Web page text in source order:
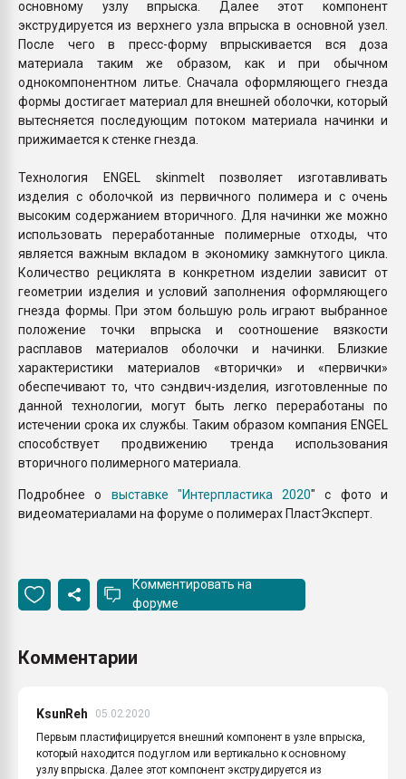
основному узлу впрыска. Далее этот компонент
экструдируется из верхнего узла впрыска в основной узел.
После чего в пресс-форму впрыскивается вся доза
материала таким же образом, как и при обычном
однокомпонентном литье. Сначала оформляющего гнезда
формы достигает материал для внешней оболочки, который
вытесняется последующим потоком материала начинки и
прижимается к стенке гнезда.
Технология ENGEL skinmelt позволяет изготавливать
изделия с оболочкой из первичного полимера и с очень
высоким содержанием вторичного. Для начинки же можно
использовать переработанные полимерные отходы, что
является важным вкладом в экономику замкнутого цикла.
Количество рециклята в конкретном изделии зависит от
геометрии изделия и условий заполнения оформляющего
гнезда формы. При этом большую роль играют выбранное
положение точки впрыска и соотношение вязкости
расплавов материалов оболочки и начинки. Близкие
характеристики материалов «вторички» и «первички»
обеспечивают то, что сэндвич-изделия, изготовленные по
данной технологии, могут быть легко переработаны по
истечении срока их службы. Таким образом компания ENGEL
способствует продвижению тренда использования
вторичного полимерного материала.
Подробнее о выставке "Интерпластика 2020" с фото и
видеоматериалами на форуме о полимерах ПластЭксперт.
Комментировать на
форуме
Комментарии
KsunReh
05.02.2020
Первым пластифицируется внешний компонент в узле впрыска,
который находится под углом или вертикально к основному
узлу впрыска. Далее этот компонент экструдируется из